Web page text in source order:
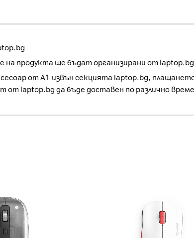
продукта ще бъдат организирани от laptop.bg
от А1 извън секцията laptop.bg,
laptop.bg да бъде доставен по различно